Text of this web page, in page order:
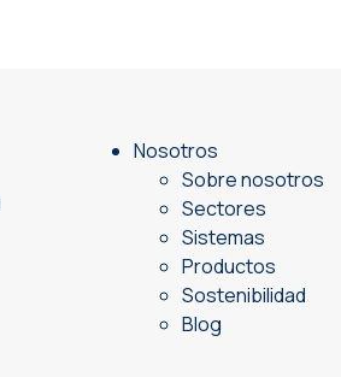
Nosotros
Sobre nosotros
Sectores
Sistemas
Productos
Sostenibilidad
Blog